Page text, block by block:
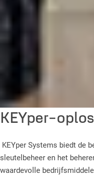
KEYper-
KEYper Systems biedt de
sleutelbeheer en het
waardevolle